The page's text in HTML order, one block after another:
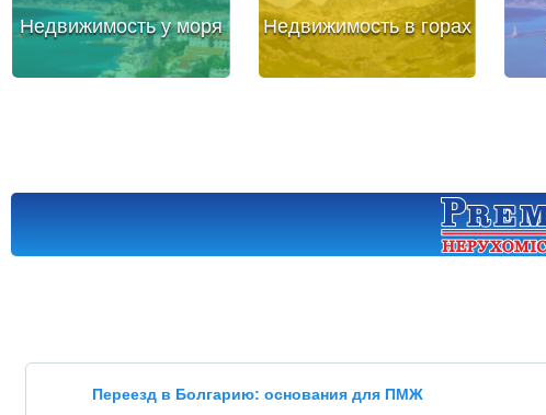
Недвижимость у моря Недвижимость в горах
Переезд в Болгарию: основания для ПМЖ